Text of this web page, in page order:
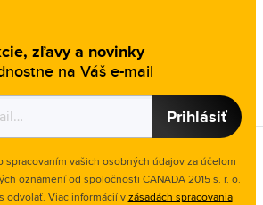
zľavy a novinky
na Váš e-mail
Prihlásiť
spracovaním vašich osobných údajov za účelom
oznámení od spoločnosti CANADA 2015 s. r. o.
odvolať. Viac informácií vzásadách spracovania